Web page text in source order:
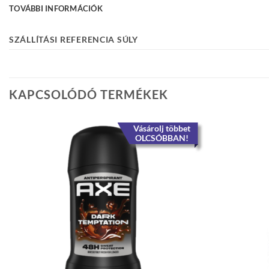
TOVÁBBI INFORMÁCIÓK
SZÁLLÍTÁSI REFERENCIA SÚLY
KAPCSOLÓDÓ TERMÉKEK
Vásárolj többet
OLCSÓBBAN!